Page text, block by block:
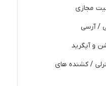
مجازی
/ آرسی
و آپگرید
/ کشنده های